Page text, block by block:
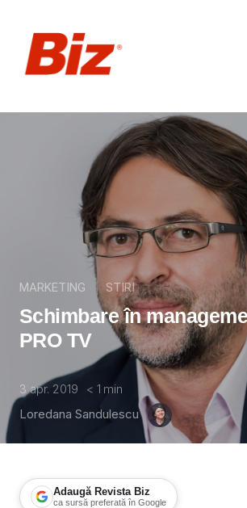
MARKETING STIRI
Schimbare în
PRO TV
3 apr. 2019 < 1 min
Loredana Sandulescu
Adaugă Revista Biz
ca sursă preferată în Google